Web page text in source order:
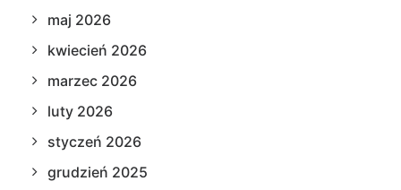
maj 2026
kwiecień 2026
marzec 2026
luty 2026
styczeń 2026
grudzień 2025